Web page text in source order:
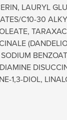
LAURYL
C10-30
1,3-DIOL,